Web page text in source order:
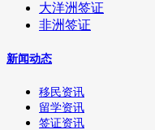
大洋洲签证
非洲签证
新闻动态
移民资讯
留学资讯
签证资讯